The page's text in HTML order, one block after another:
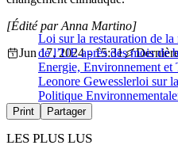
Loi sur la restauration de
de l’UE après des mois de
[Édité par Anna Martino]
Jun 17, 2024 - 15:31
Energie, Environnement et
Leonore Gewesslerloi sur
Politique Environnementale
Print Partager
LES PLUS LUS